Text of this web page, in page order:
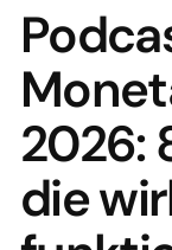
2026:
die